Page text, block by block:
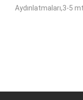
Aydınlatmaları,3-5